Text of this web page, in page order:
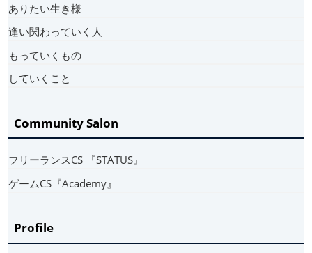
ありたい生き様
逢い関わっていく人
もっていくもの
していくこと
Community Salon
フリーランスCS 『STATUS』
ゲームCS『Academy』
Profile